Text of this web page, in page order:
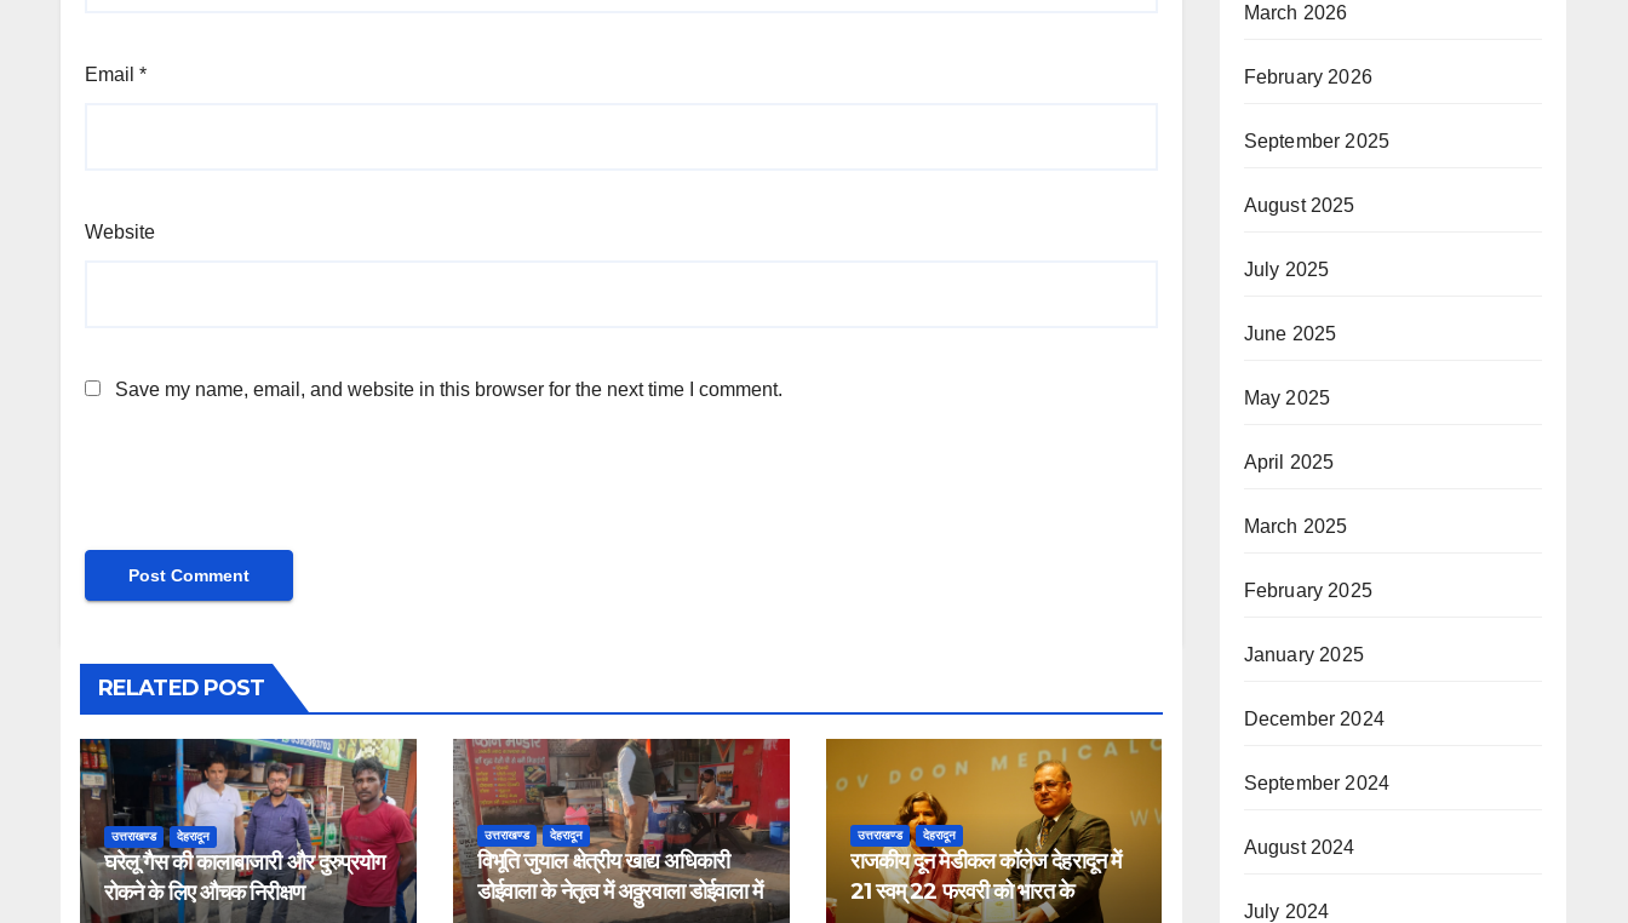
Email *
Website
Save my name, email, and website in this browser for the next time I comment.
RELATED POST
उत्तराखण्ड देहरादून
घरेलू गैस की कालाबाजारी और दुरुप्रयोग
रोकने के लिए औचक निरीक्षण
उत्तराखण्ड देहरादून
विभूति जुयाल क्षेत्रीय खाद्य अधिकारी
डोईवाला के नेतृत्व में अठ्ठुरवाला डोईवाला में
उत्तराखण्ड देहरादून
राजकीय दून मेडीकल कॉलेज देहरादून में
21 स्वम् 22 फरवरी को भारत के
March 2026
February 2026
September 2025
August 2025
July 2025
June 2025
May 2025
April 2025
March 2025
February 2025
January 2025
December 2024
September 2024
August 2024
July 2024